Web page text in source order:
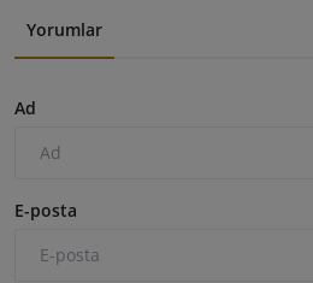
Yorumlar
Ad
E-posta